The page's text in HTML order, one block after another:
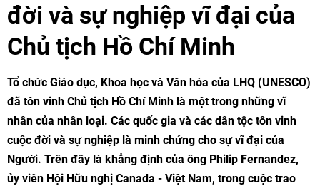
đời và sự nghiệp vĩ đại của
Chủ tịch Hồ Chí Minh
Tổ chức Giáo dục, Khoa học và Văn hóa của LHQ (UNESCO)
đã tôn vinh Chủ tịch Hồ Chí Minh là một trong những vĩ
nhân của nhân loại. Các quốc gia và các dân tộc tôn vinh
cuộc đời và sự nghiệp là minh chứng cho sự vĩ đại của
Người. Trên đây là khẳng định của ông Philip Fernandez,
ủy viên Hội Hữu nghị Canada - Việt Nam, trong cuộc trao